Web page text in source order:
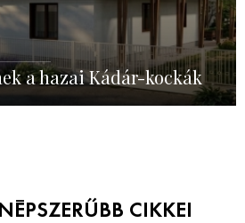
a hazai Kádár-kockák
CIKKEI